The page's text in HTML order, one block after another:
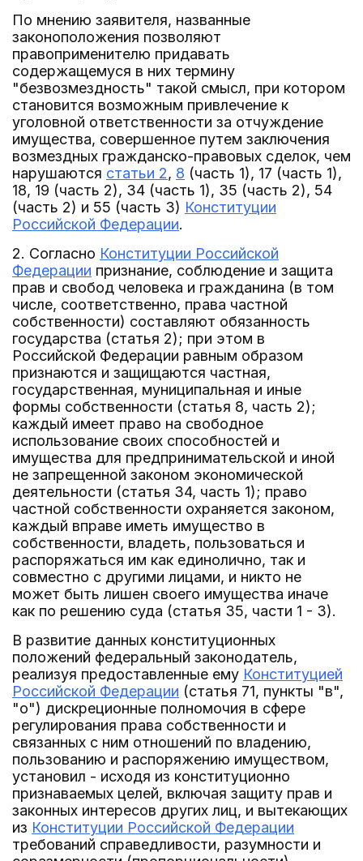
По мнению заявителя, названные
законоположения позволяют
правоприменителю придавать
содержащемуся в них термину
"безвозмездность" такой смысл, при котором
становится возможным привлечение к
уголовной ответственности за отчуждение
имущества, совершенное путем заключения
возмездных гражданско-правовых сделок, чем
нарушаются статьи 2, 8 (часть 1), 17 (часть 1),
18, 19 (часть 2), 34 (часть 1), 35 (часть 2), 54
(часть 2) и 55 (часть 3) Конституции
Российской Федерации.
2. Согласно Конституции Российской
Федерации признание, соблюдение и защита
прав и свобод человека и гражданина (в том
числе, соответственно, права частной
собственности) составляют обязанность
государства (статья 2); при этом в
Российской Федерации равным образом
признаются и защищаются частная,
государственная, муниципальная и иные
формы собственности (статья 8, часть 2);
каждый имеет право на свободное
использование своих способностей и
имущества для предпринимательской и иной
не запрещенной законом экономической
деятельности (статья 34, часть 1); право
частной собственности охраняется законом,
каждый вправе иметь имущество в
собственности, владеть, пользоваться и
распоряжаться им как единолично, так и
совместно с другими лицами, и никто не
может быть лишен своего имущества иначе
как по решению суда (статья 35, части 1 - 3).
В развитие данных конституционных
положений федеральный законодатель,
реализуя предоставленные ему Конституцией
Российской Федерации (статья 71, пункты "в",
"о") дискреционные полномочия в сфере
регулирования права собственности и
связанных с ним отношений по владению,
пользованию и распоряжению имуществом,
установил - исходя из конституционно
признаваемых целей, включая защиту прав и
законных интересов других лиц, и вытекающих
из Конституции Российской Федерации
требований справедливости, разумности и